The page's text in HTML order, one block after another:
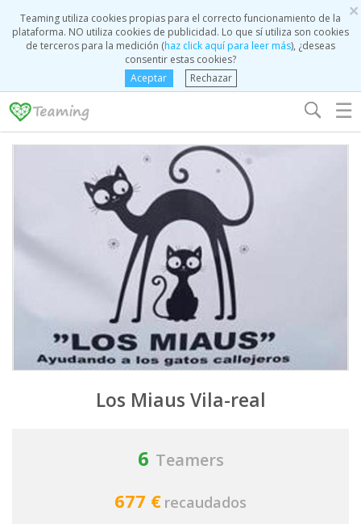
×
Teaming utiliza cookies propias para el correcto funcionamiento de la
plataforma. NO utiliza cookies de publicidad. Lo que sí utiliza son cookies
de terceros para la medición (haz click aquí para leer más), ¿deseas
consentir estas cookies?
Aceptar
Rechazar
☰
Los Miaus Vila-real
6 Teamers
677 € recaudados